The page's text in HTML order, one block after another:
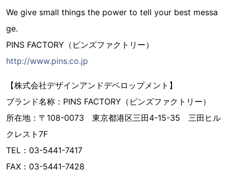
We give small things the power to tell your best messa
ge.
PINS FACTORY（ピンズファクトリー）
http://www.pins.co.jp
【株式会社デザインアンドデベロップメント】
ブランド名称：PINS FACTORY（ピンズファクトリー）
所在地：〒108-0073 東京都港区三田4-15-35 三田ヒル
クレスト7F
TEL：03-5441-7417
FAX：03-5441-7428